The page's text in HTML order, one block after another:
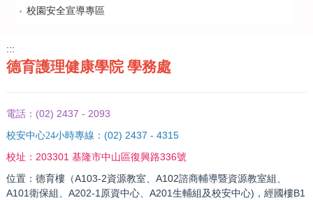
校園安全宣導專區
:::
德育護理健康學院 學務處
電話： (02) 2437 - 2093
校安中心24小時專線： (02) 2437 - 4315
校址： 203301 基隆市中山區復興路336號
位置：德育樓（A103-2資源教室、A102諮商輔導暨資源教室組、
A101衛保組、A202-1原資中心、A201生輔組及校安中心)，經國樓B1